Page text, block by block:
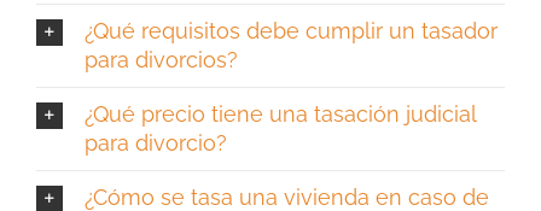
¿Qué requisitos debe cumplir un tasador
para divorcios?
¿Qué precio tiene una tasación judicial
para divorcio?
¿Cómo se tasa una vivienda en caso de